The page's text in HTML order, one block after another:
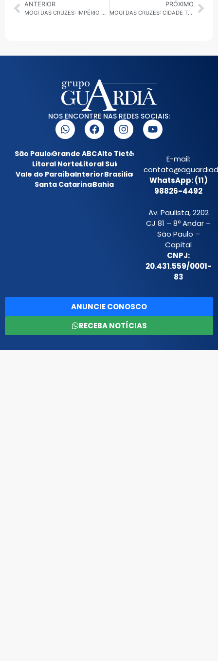
ANTERIOR
MOGI DAS CRUZES: IMPÉRIO VENCE AZULÃO E É CAMPEÃO DA 1ª COPA MOGI DE FUTEBOL AMADOR
PRÓXIMO
MOGI DAS CRUZES: CIDADE TEM MUTIRÃO DE EMPREGOS COM 400 VAGAS PARA MEIO PERÍODO
NOS ENCONTRE NAS REDES SOCIAIS:
São PauloGrande ABCAlto Tietê
Litoral NorteLitoral Sul
Vale do ParaíbaInteriorBrasília
Santa CatarinaBahia
E-mail:
WhatsApp: (11)
98826-4492
Av. Paulista, 2202
CJ 81 – 8º Andar –
São Paulo –
Capital
CNPJ:
20.431.559/0001-
83
ANUNCIE CONOSCO
RECEBA NOTÍCIAS